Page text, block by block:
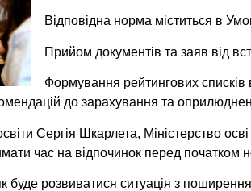
Відповідна норма міститься в
Прийом документів та заяв від
Формування рейтингових списків
до зарахування та
Сергія Шкарлета, Міністерство
час на відпочинок перед початком
буде розвиватися ситуація з